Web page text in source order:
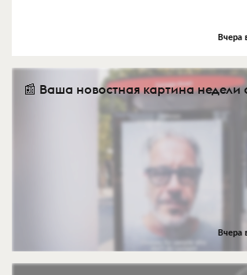
Вчера
📰 Ваша новостная картина недели
Вчера